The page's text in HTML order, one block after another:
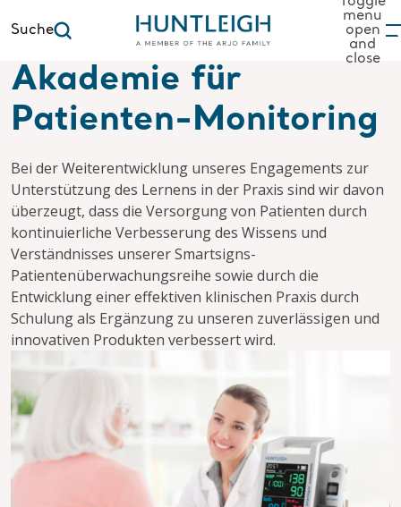
Suche
menu
open
and
close
Akademie für
Patienten-Monitoring
Bei der Weiterentwicklung unseres Engagements zur
Unterstützung des Lernens in der Praxis sind wir davon
überzeugt, dass die Versorgung von Patienten durch
kontinuierliche Verbesserung des Wissens und
Verständnisses unserer Smartsigns-
Patientenüberwachungsreihe sowie durch die
Entwicklung einer effektiven klinischen Praxis durch
Schulung als Ergänzung zu unseren zuverlässigen und
innovativen Produkten verbessert wird.